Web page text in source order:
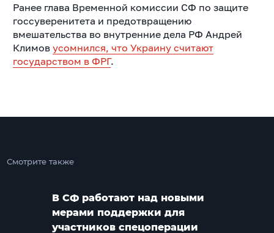
Ранее глава Временной комиссии СФ по защите
госсуверенитета и предотвращению
вмешательства во внутренние дела РФ Андрей
Климов усомнился, что Украину считают
государством в ФРГ.
Смотрите также
В СФ работают над новыми
мерами поддержки для
участников спецоперации